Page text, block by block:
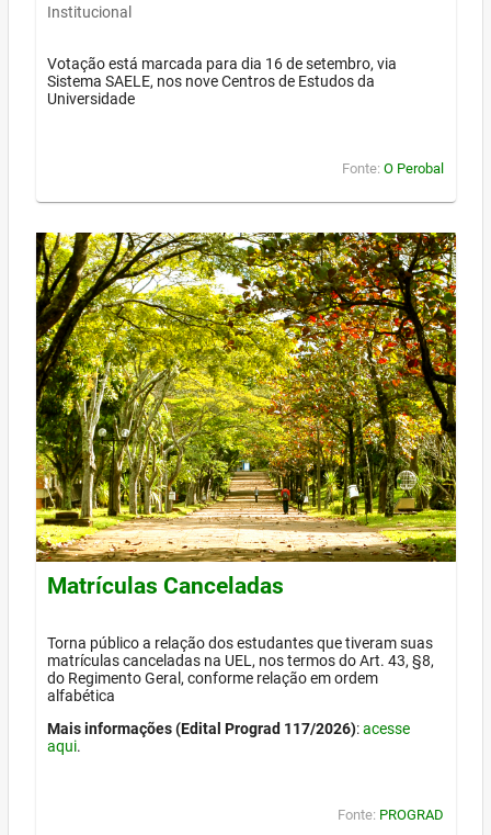
Institucional
Votação está marcada para dia 16 de setembro, via
Sistema SAELE, nos nove Centros de Estudos da
Universidade
Fonte: O Perobal
Matrículas Canceladas
Torna público a relação dos estudantes que tiveram suas
matrículas canceladas na UEL, nos termos do Art. 43, §8,
do Regimento Geral, conforme relação em ordem
alfabética
Mais informações (Edital Prograd 117/2026):acesse
aqui.
Fonte: PROGRAD